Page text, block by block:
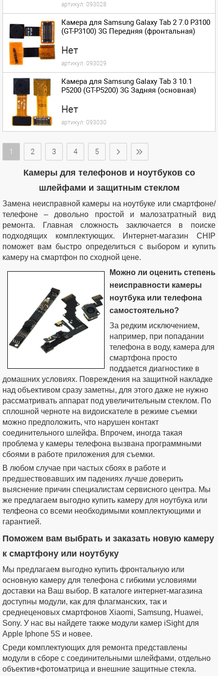
артикул: 093028
Камера для Samsung Galaxy Tab 2 7.0 P3100
(GT-P3100) 3G Передняя (фронтальная)
Нет
артикул: 093029
Камера для Samsung Galaxy Tab 3 10.1
P5200 (GT-P5200) 3G Задняя (основная)
Нет
артикул: 093030
1 2 3 4 5
Камеры для телефонов и ноутбуков со
шлейфами и защитным стеклом
Замена неисправной камеры на ноутбуке или смартфоне/
телефоне – довольно простой и малозатратный вид
ремонта. Главная сложность заключается в поиске
подходящих комплектующих. Интернет-магазин CHIP
поможет вам быстро определиться с выбором и купить
камеру на смартфон по сходной цене.
Можно ли оценить степень
неисправности камеры
ноутбука или телефона
самостоятельно?
За редким исключением,
например, при попадании
телефона в воду, камера для
смартфона просто
поддается диагностике в
домашних условиях. Повреждения на защитной накладке
над объективом сразу заметны, для этого даже не нужно
рассматривать аппарат под увеличительным стеклом. По
сплошной черноте на видоискателе в режиме съемки
можно предположить, что нарушен контакт
соединительного шлейфа. Впрочем, иногда такая
проблема у камеры телефона вызвана программными
сбоями в работе приложения для съемки.
В любом случае при частых сбоях в работе и
предшествовавших им падениях лучше доверить
выяснение причин специалистам сервисного центра. Мы
же предлагаем выгодно купить камеру для ноутбука или
телфеона со всеми необходимыми комплектующими и
гарантией.
Поможем вам выбрать и заказать новую камеру
к смартфону или ноутбуку
Мы предлагаем выгодно купить фронтальную или
основную камеру для телефона с гибкими условиями
доставки на Ваш выбор. В каталоге интернет-магазина
доступны модули, как для флагманских, так и
среднеценовых смартфонов Xiaomi, Samsung, Huawei,
Sony. У нас вы найдете также модули камер iSight для
Apple Iphone 5S и новее.
Среди комплектующих для ремонта представлены
модули в сборе с соединительными шлейфами, отдельно
объектив+фотоматрица и внешние защитные стекла.